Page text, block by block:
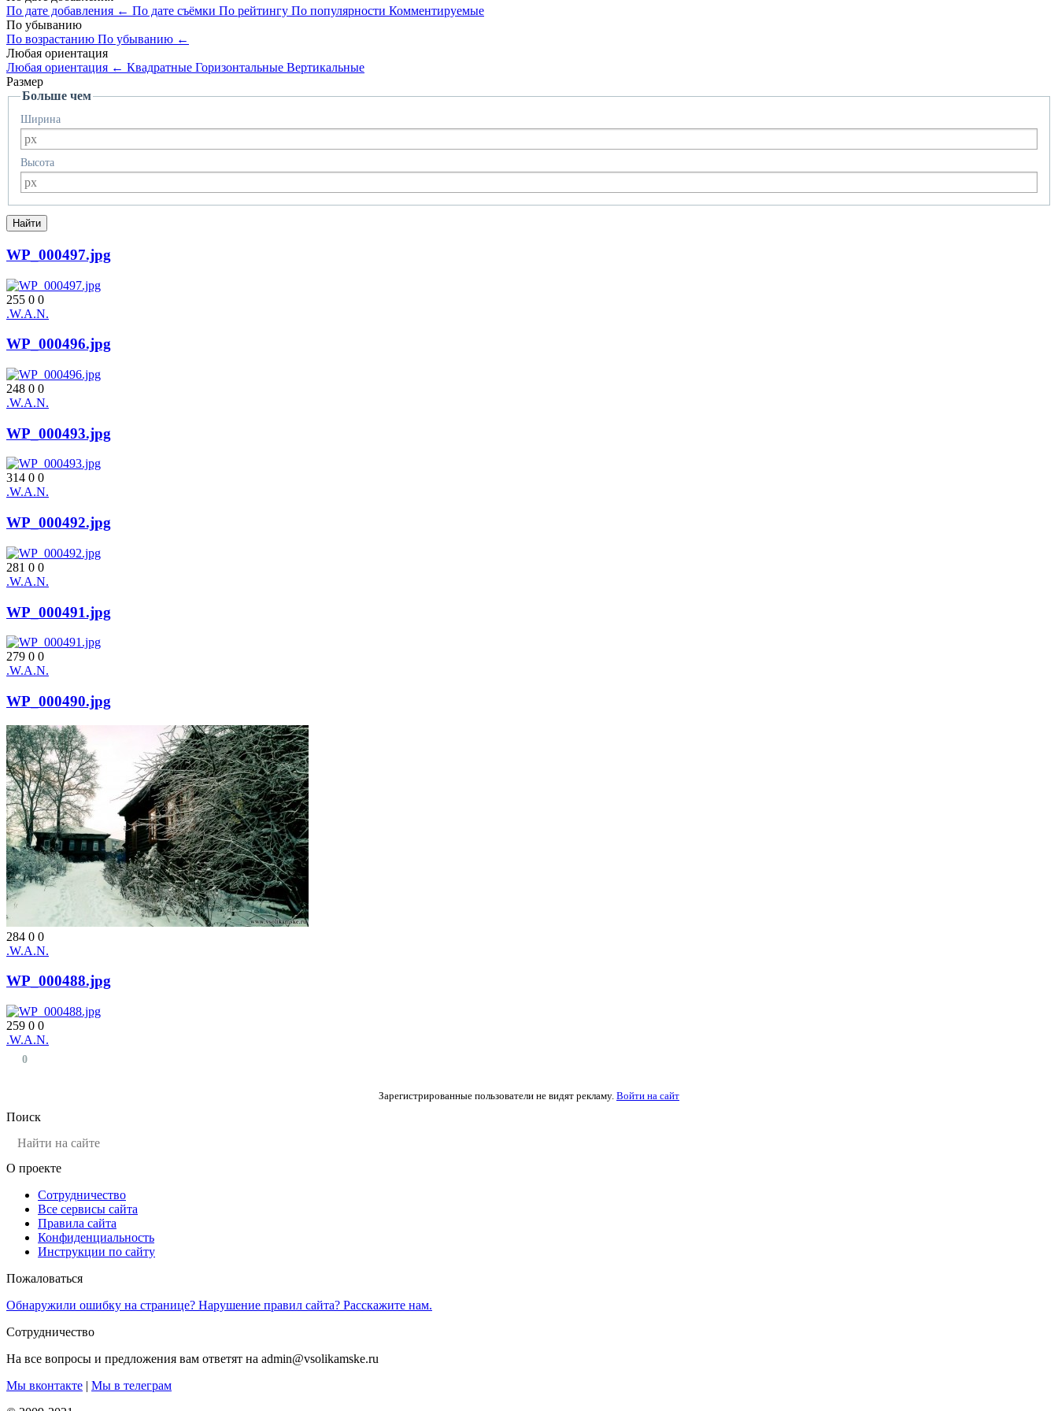
По дате добавления ← По дате съёмки По рейтингу По популярности Комментируемые
По убыванию
По возрастанию По убыванию ←
Любая ориентация
Любая ориентация ← Квадратные Горизонтальные Вертикальные
Размер
Больше чем
Ширина
Высота
WP_000497.jpg
255 0 0
.W.A.N.
WP_000496.jpg
248 0 0
.W.A.N.
WP_000493.jpg
314 0 0
.W.A.N.
WP_000492.jpg
281 0 0
.W.A.N.
WP_000491.jpg
279 0 0
.W.A.N.
WP_000490.jpg
284 0 0
.W.A.N.
WP_000488.jpg
259 0 0
.W.A.N.
0
Зарегистрированные пользователи не видят рекламу. Войти на сайт
Поиск
О проекте
Сотрудничество
Все сервисы сайта
Правила сайта
Конфиденциальность
Инструкции по сайту
Пожаловаться
Обнаружили ошибку на странице? Нарушение правил сайта? Расскажите нам.
Сотрудничество
На все вопросы и предложения вам ответят на admin@vsolikamske.ru
Мы вконтакте | Мы в телеграм